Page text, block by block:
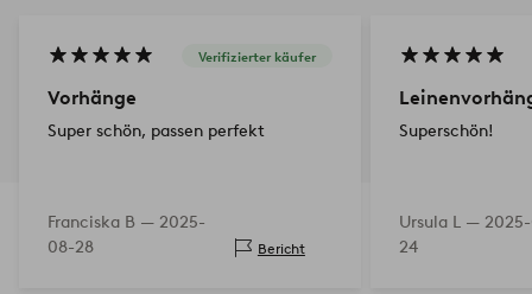
Verifizierter käufer
Vorhänge
Super schön, passen perfekt
Franciska B — 2025-
08-28
Bericht
Superschön!
Ursula L —
24